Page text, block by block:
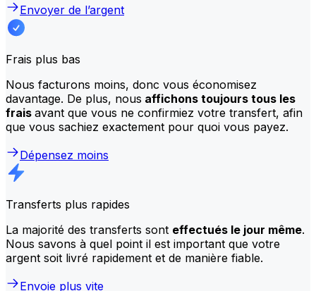
Envoyer de l’argent
Frais plus bas
Nous facturons moins, donc vous économisez
davantage. De plus, nous affichons toujours tous les
frais avant que vous ne confirmiez votre transfert, afin
que vous sachiez exactement pour quoi vous payez.
Dépensez moins
Transferts plus rapides
La majorité des transferts sont effectués le jour même.
Nous savons à quel point il est important que votre
argent soit livré rapidement et de manière fiable.
Envoie plus vite